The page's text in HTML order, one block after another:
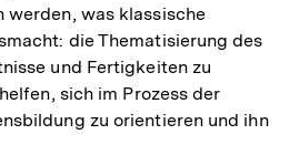
was klassische
die Thematisierung des
und Fertigkeiten zu
sich im Prozess der
zu orientieren und ihn